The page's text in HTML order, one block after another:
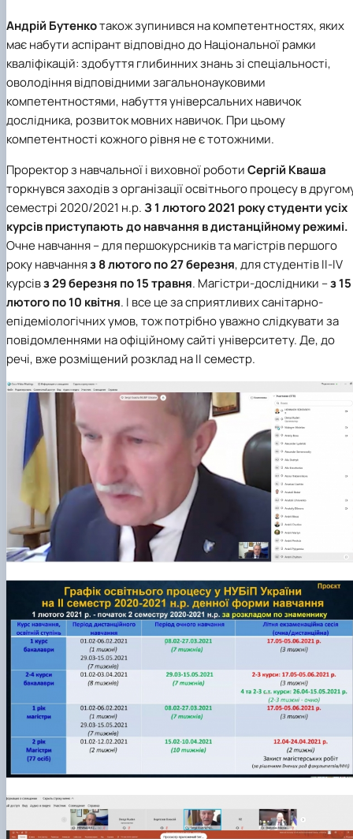
Андрій Бутенкотакож зупинився на компетентностях, яких
має набути аспірант відповідно до Національної рамки
кваліфікацій: здобуття глибинних знань зі спеціальності,
оволодіння відповідними загальнонауковими
компетентностями, набуття універсальних навичок
дослідника, розвиток мовних навичок. При цьому
компетентності кожного рівня не є тотожними.
Проректор з навчальної і виховної роботиСергій Кваша
торкнувся заходів з організації освітнього процесу в
семестрі 2020/2021 н.р. З 1 лютого 2021 року студенти усіх
курсів приступають до навчання в дистанційному режимі.
Очне навчання – для першокурсників та магістрів першого
року навчанняз 8 лютого по 27 березня, для студентів ІІ-IV
курсівз 29 березня по 15 травня. Магістри-дослідники –з 15
лютого по 10 квітня. І все це за сприятливих санітарно-
епідеміологічних умов, тож потрібно уважно слідкувати за
повідомленнями на офіційному сайті університету. Де, до
речі, вже розміщений розклад на ІІ семестр.